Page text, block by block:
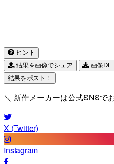
ヒント
結果を画像でシェア
画像DL
結果をポスト！
＼ 新作メーカーは公式SNSで
X (Twitter)
Instagram